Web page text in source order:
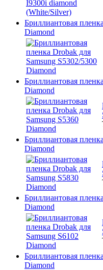
Бриллиантовая
Diamond
Бриллиантовая
Diamond
Бриллиантовая
Diamond
Бриллиантовая
Diamond
Бриллиантовая
Diamond